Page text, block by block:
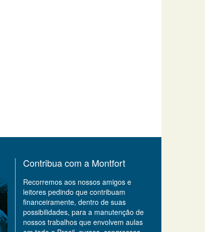
Contribua com a Montfort
Recorremos aos nossos amigos e
leitores pedindo que contribuam
financeiramente, dentro de suas
possibilidades, para a manutenção de
nossos trabalhos que envolvem aulas